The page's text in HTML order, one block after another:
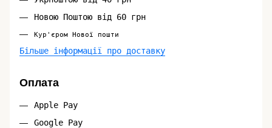
Новою Поштою від 60 грн
Кур'єром Нової пошти
Більше інформації про доставку
Оплата
Apple Pay
Google Pay